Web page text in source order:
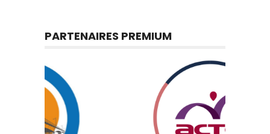
PARTENAIRES PREMIUM